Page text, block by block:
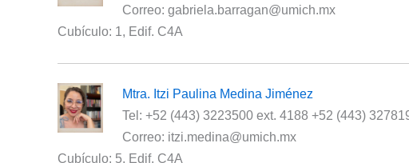
Correo: gabriela.barragan@umich.mx
Cubículo: 1, Edif. C4A
Mtra. Itzi Paulina Medina Jiménez
Tel: +52 (443) 3223500 ext. 4188 +52 (443)
Correo: itzi.medina@umich.mx
Cubículo: 5, Edif. C4A